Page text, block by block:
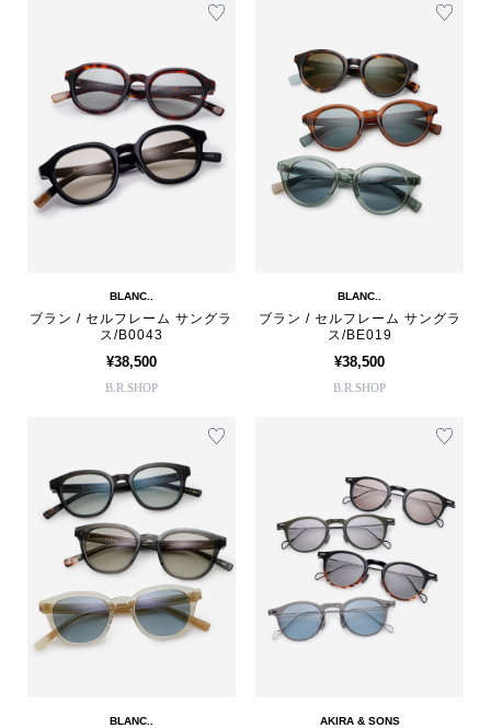
BLANC..
ブラン / セルフレーム サングラ
ス/B0043
¥38,500
B.R.SHOP
BLANC..
ブラン / セルフレーム サングラ
ス/BE019
¥38,500
B.R.SHOP
BLANC.. AKIRA & SONS